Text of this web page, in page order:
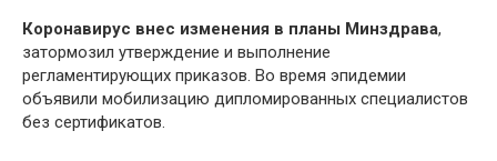
Коронавирус внес изменения в планы Минздрава,
затормозил утверждение и выполнение
регламентирующих приказов. Во время эпидемии
объявили мобилизацию дипломированных специалистов
без сертификатов.